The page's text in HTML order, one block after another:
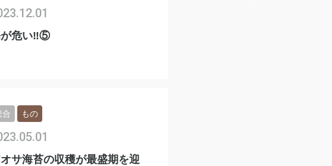
危い‼️⑤
サ海苔の収穫が最盛期を迎
合 もの